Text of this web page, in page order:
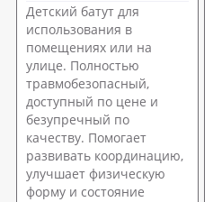
Детский батут для
использования в
помещениях или на
улице. Полностью
травмобезопасный,
доступный по цене и
безупречный по
качеству. Помогает
развивать координацию,
улучшает физическую
форму и состояние